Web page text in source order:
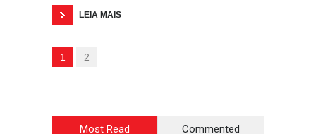
LEIA MAIS
1 2
Most Read Commented